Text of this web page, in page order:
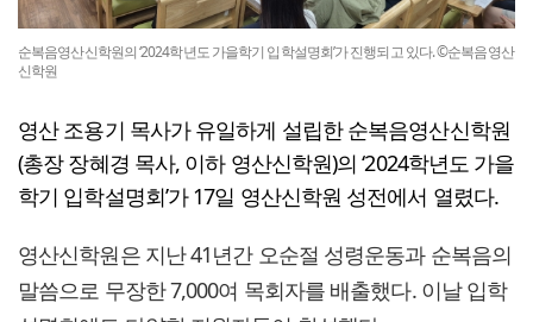
순복음영산신학원의 ‘2024학년도 가을학기 입학설명회’가 진행되고 있다. ©순복음영산
신학원
영산 조용기 목사가 유일하게 설립한 순복음영산신학원
(총장 장혜경 목사, 이하 영산신학원)의 ‘2024학년도 가을
학기 입학설명회’가 17일 영산신학원 성전에서 열렸다.
영산신학원은 지난 41년간 오순절 성령운동과 순복음의
말씀으로 무장한 7,000여 목회자를 배출했다. 이날 입학